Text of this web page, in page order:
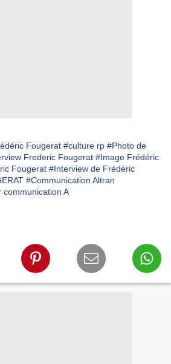
Fougerat #culture rp #Photo de
Frederic Fougerat #Image Frédéric
Fougerat #Interview de Frédéric
#Communication Altran
communication A